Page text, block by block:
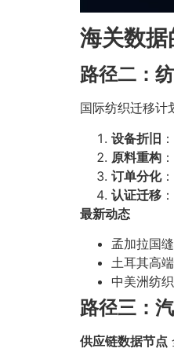
海关数
路径二：
国际纺织迁移计
设备折旧
原料重构
订单分化
认证迁移
最新动态
孟加拉国
土耳其高
中美洲纺
路径三：
供应链数据节点